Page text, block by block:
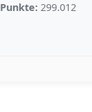
Punkte: 299.012